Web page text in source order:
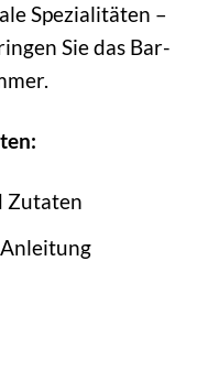
Spezialitäten –
Sie das Bar-
Zutaten